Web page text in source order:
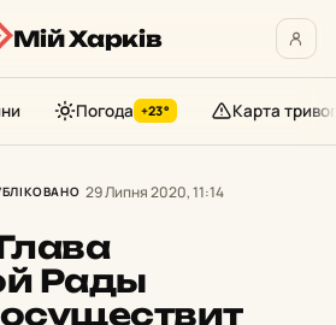
Мій Харків
Погода +23° Карта тривог
29 Липня 2020, 11:14
Рады